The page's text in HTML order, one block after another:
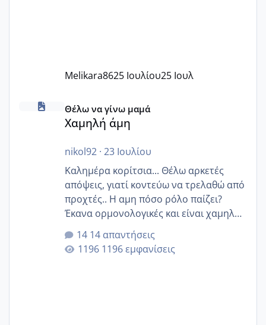
Melikara8625 Ιουλίου25 Ιουλ
Χαμηλή άμη
Θέλω να γίνω μαμά
Χαμηλή άμη
nikol92· 23 Ιουλίου
Καλημέρα κορίτσια... Θέλω αρκετές
απόψεις, γιατί κοντεύω να τρελαθώ από
προχτές.. Η αμη πόσο ρόλο παίζει?
Έκανα ορμονολογικές και είναι χαμηλή
για την ηλικία μου.. Είχα ήδη μια
εγκυμοσύνη, που έπρεπε να τερματιστεί
στην 27η εβδομάδα και προσπαθώ 7
14 απαντήσεις
1196 εμφανίσεις